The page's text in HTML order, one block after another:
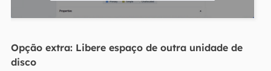
Opção extra: Libere espaço de outra unidade de
disco